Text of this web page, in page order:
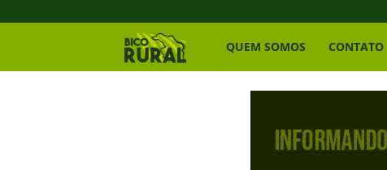
Bico
QUEM SOMOS CONTATO